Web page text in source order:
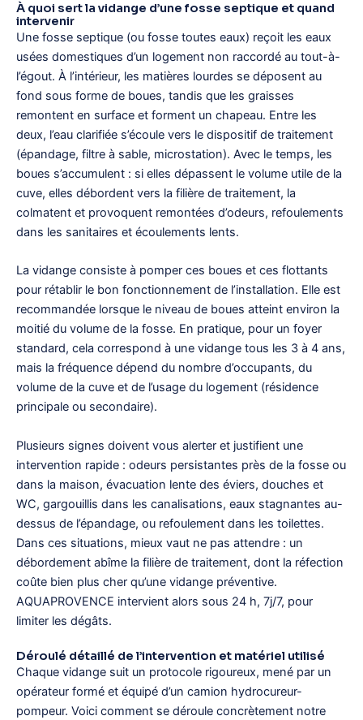
À quoi sert la vidange d’une fosse septique et quand
intervenir
Une fosse septique (ou fosse toutes eaux) reçoit les eaux
usées domestiques d’un logement non raccordé au tout-à-
l’égout. À l’intérieur, les matières lourdes se déposent au
fond sous forme de boues, tandis que les graisses
remontent en surface et forment un chapeau. Entre les
deux, l’eau clarifiée s’écoule vers le dispositif de traitement
(épandage, filtre à sable, microstation). Avec le temps, les
boues s’accumulent : si elles dépassent le volume utile de la
cuve, elles débordent vers la filière de traitement, la
colmatent et provoquent remontées d’odeurs, refoulements
dans les sanitaires et écoulements lents.
La vidange consiste à pomper ces boues et ces flottants
pour rétablir le bon fonctionnement de l’installation. Elle est
recommandée lorsque le niveau de boues atteint environ la
moitié du volume de la fosse. En pratique, pour un foyer
standard, cela correspond à une vidange tous les 3 à 4 ans,
mais la fréquence dépend du nombre d’occupants, du
volume de la cuve et de l’usage du logement (résidence
principale ou secondaire).
Plusieurs signes doivent vous alerter et justifient une
intervention rapide : odeurs persistantes près de la fosse ou
dans la maison, évacuation lente des éviers, douches et
WC, gargouillis dans les canalisations, eaux stagnantes au-
dessus de l’épandage, ou refoulement dans les toilettes.
Dans ces situations, mieux vaut ne pas attendre : un
débordement abîme la filière de traitement, dont la réfection
coûte bien plus cher qu’une vidange préventive.
AQUAPROVENCE intervient alors sous 24 h, 7j/7, pour
limiter les dégâts.
Déroulé détaillé de l’intervention et matériel utilisé
Chaque vidange suit un protocole rigoureux, mené par un
opérateur formé et équipé d’un camion hydrocureur-
pompeur. Voici comment se déroule concrètement notre